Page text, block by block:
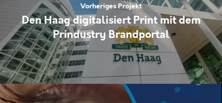
Vorheriges Projekt
Den Haag digitalisiert Print mit dem
Prindustry Brandportal